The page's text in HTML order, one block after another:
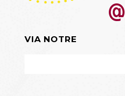


VIA NOTRE